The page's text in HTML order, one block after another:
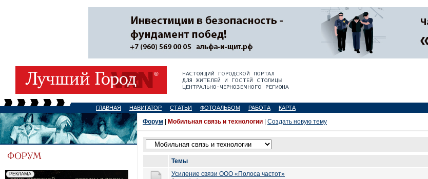
ГЛАВНАЯ НАВИГАТОР СТАТЬИ ФОТОАЛЬБОМ РАБОТА КАРТА
Форум Мобильная связь и технологии Создать новую тему
Темы
Усиление связи ООО «Полоса частот»